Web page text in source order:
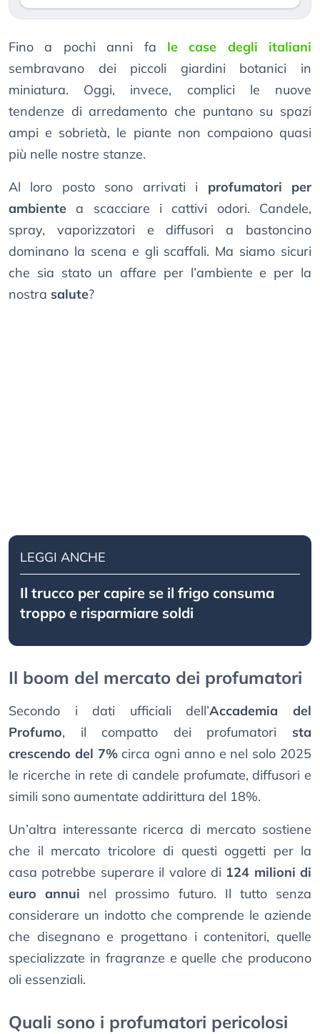
Fino a pochi anni fa le case degli italiani
sembravano dei piccoli giardini botanici in
miniatura. Oggi, invece, complici le nuove
tendenze di arredamento che puntano su spazi
ampi e sobrietà, le piante non compaiono quasi
più nelle nostre stanze.
Al loro posto sono arrivati i profumatori per
ambiente a scacciare i cattivi odori. Candele,
spray, vaporizzatori e diffusori a bastoncino
dominano la scena e gli scaffali. Ma siamo sicuri
che sia stato un affare per l’ambiente e per la
nostra salute?
LEGGI ANCHE
Il trucco per capire se il frigo consuma
troppo e risparmiare soldi
Il boom del mercato dei profumatori
Secondo i dati ufficiali dell’Accademia del
Profumo, il compatto dei profumatori sta
crescendo del 7%circa ogni anno e nel solo 2025
le ricerche in rete di candele profumate, diffusori e
simili sono aumentate addirittura del 18%.
Un’altra interessante ricerca di mercato sostiene
che il mercato tricolore di questi oggetti per la
casa potrebbe superare il valore di 124 milioni di
euro annui nel prossimo futuro. Il tutto senza
considerare un indotto che comprende le aziende
che disegnano e progettano i contenitori, quelle
specializzate in fragranze e quelle che producono
oli essenziali.
Quali sono i profumatori pericolosi